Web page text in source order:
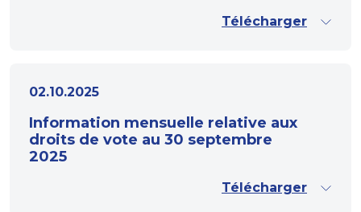
Télécharger
02.10.2025
Information mensuelle relative aux
droits de vote au 30 septembre
2025
Télécharger